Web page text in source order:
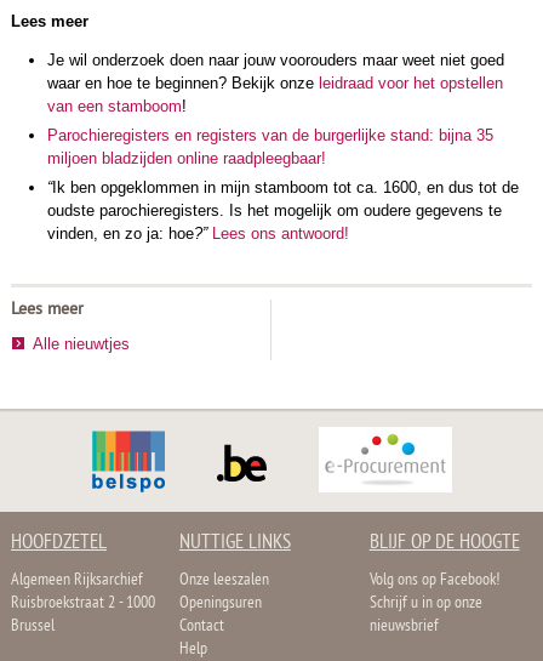
Lees meer
Je wil onderzoek doen naar jouw voorouders maar weet niet goed
waar en hoe te beginnen? Bekijk onze leidraad voor het opstellen
van een stamboom!
Parochieregisters en registers van de burgerlijke stand: bijna 35
miljoen bladzijden online raadpleegbaar!
“Ik ben opgeklommen in mijn stamboom tot ca. 1600, en dus tot de
oudste parochieregisters. Is het mogelijk om oudere gegevens te
vinden, en zo ja: hoe?” Lees ons antwoord!
Lees meer
Alle nieuwtjes
HOOFDZETEL
Algemeen Rijksarchief
Ruisbroekstraat 2 - 1000
Brussel
NUTTIGE LINKS
Onze leeszalen
Openingsuren
Contact
Help
BLIJF OP DE HOOGTE
Volg ons op Facebook!
Schrijf u in op onze
nieuwsbrief